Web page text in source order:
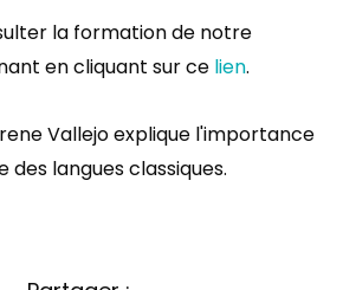
la formation de notre
en cliquant sur ce lien.
Vallejo explique l'importance
langues classiques.